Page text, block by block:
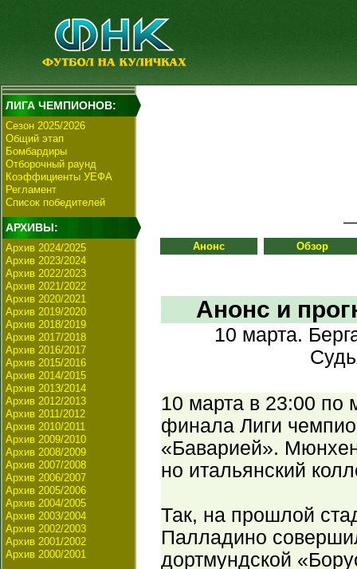
ЛИГА ЧЕМПИОНОВ:
Сезон 2025/2026
Общий этап
Бомбардиры
Отборочный раунд
Коэффициенты УЕФА
Регламент
Список победителей
АРХИВЫ:
Архив 2024/2025
Архив 2023/2024
Архив 2022/2023
Архив 2021/2022
Архив 2020/2021
Архив 2019/2020
Архив 2018/2019
Архив 2017/2018
Архив 2016/2017
Архив 2015/2016
Архив 2014/2015
Архив 2013/2014
Архив 2012/2013
Архив 2011/2012
Архив 2010/2011
Архив 2009/2010
Архив 2008/2009
Архив 2007/2008
Архив 2006/2007
Архив 2005/2006
Архив 2004/2005
Архив 2003/2004
Архив 2002/2003
Архив 2001/2002
Архив 2000/2001
Анонс Обзор
Анонс и
10 марта.
10 марта в 23:00 по
финала Лиги
«Баварией».
но итальянский
Так, на прошлой
Палладино
дортмундской